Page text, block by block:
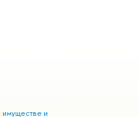
имуществе и